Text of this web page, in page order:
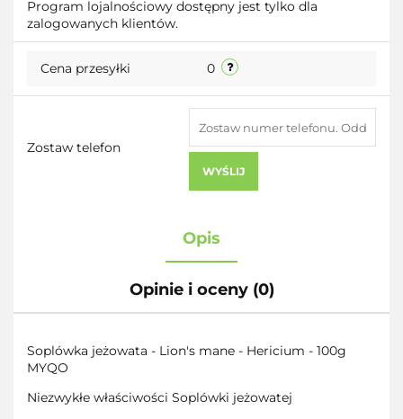
Program lojalnościowy dostępny jest tylko dla
zalogowanych klientów.
Cena przesyłki 0
Zostaw telefon
WYŚLIJ
Opis
Opinie i oceny (0)
Soplówka jeżowata - Lion's mane - Hericium - 100g
MYQO
Niezwykłe właściwości Soplówki jeżowatej